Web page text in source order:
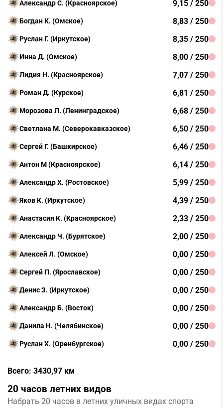
Александр С. (Красноярское) 9,15 / 250
Богдан К. (Омское) 8,83 / 250
Руслан Г. (Иркутское) 8,35 / 250
Инна Д. (Омское) 8,00 / 250
Лидия Н. (Красноярское) 7,07 / 250
Роман Д. (Курское) 6,81 / 250
Морозова Л. (Ленинградское) 6,68 / 250
Светлана М. (Северокавказское) 6,50 / 250
Сергей Г. (Башкирское) 6,46 / 250
Антон М (Красноярское) 6,14 / 250
Александр Х. (Ростовское) 5,99 / 250
Яков К. (Иркутское) 4,39 / 250
Анастасия К. (Красноярское) 2,33 / 250
Александр Ч. (Бурятское) 2,00 / 250
Алексей Л. (Омское) 0,00 / 250
Сергей П. (Ярославское) 0,00 / 250
Денис З. (Иркутское) 0,00 / 250
Александр Б. (Восток) 0,00 / 250
Данила Н. (Челябинское) 0,00 / 250
Руслан Х. (Оренбургское) 0,00 / 250
Всего: 3430,97 км
20 часов летних видов
Набрать 20 часов в летних уличных видах спорта